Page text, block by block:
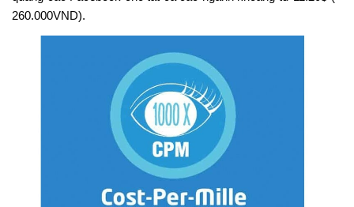
260.000VND).